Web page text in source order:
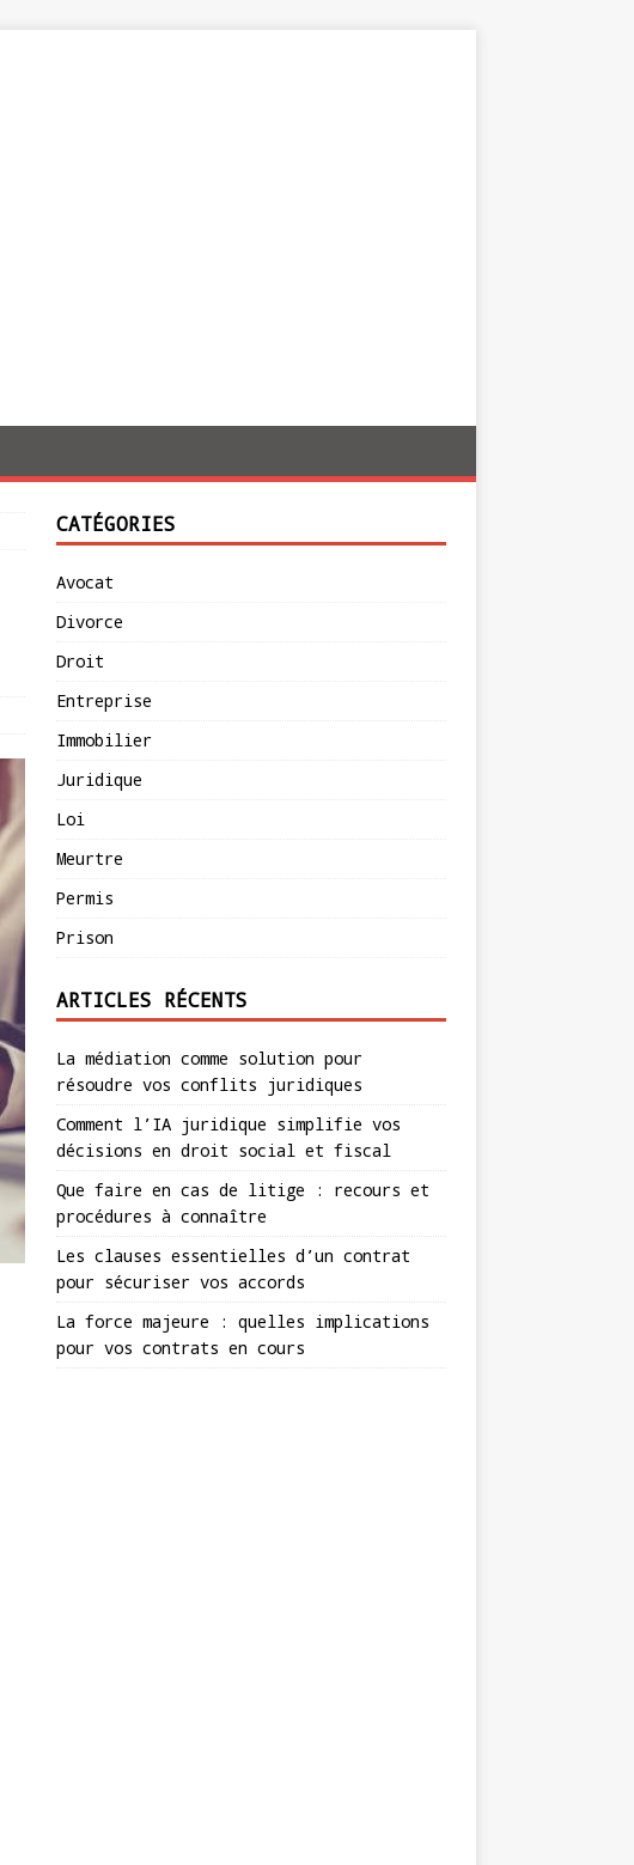
CATÉGORIES
Avocat
Divorce
Droit
Entreprise
Immobilier
Juridique
Loi
Meurtre
Permis
Prison
ARTICLES RÉCENTS
La médiation comme solution pour
résoudre vos conflits juridiques
Comment l’IA juridique simplifie vos
décisions en droit social et fiscal
Que faire en cas de litige : recours et
procédures à connaître
Les clauses essentielles d’un contrat
pour sécuriser vos accords
La force majeure : quelles implications
pour vos contrats en cours